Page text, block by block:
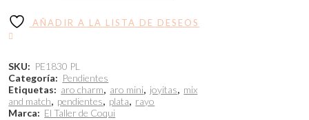
AÑADIR A LA LISTA DE DESEOS
SKU: PE1830 PL
Categoría: Pendientes
Etiquetas: aro charm, aro mini, joyitas, mix
and match, pendientes, plata, rayo
Marca: El Taller de Coqui